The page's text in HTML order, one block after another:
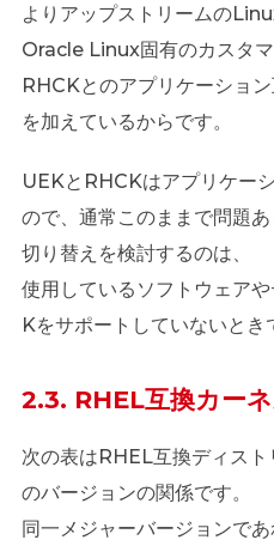
よりアップストリームの
Oracle Linux固有のカスタマ
RHCKとのアプリケーショ
を加えているからです。
UEKとRHCKはアプリケー
ので、通常このままで問題あ
切り替えを検討するのは、
使用しているソフトウェア
Kをサポートしていないとき
2.3. RHEL互換カー
次の表はRHEL互換ディス
のバージョンの関係です。
同一メジャーバージョンで